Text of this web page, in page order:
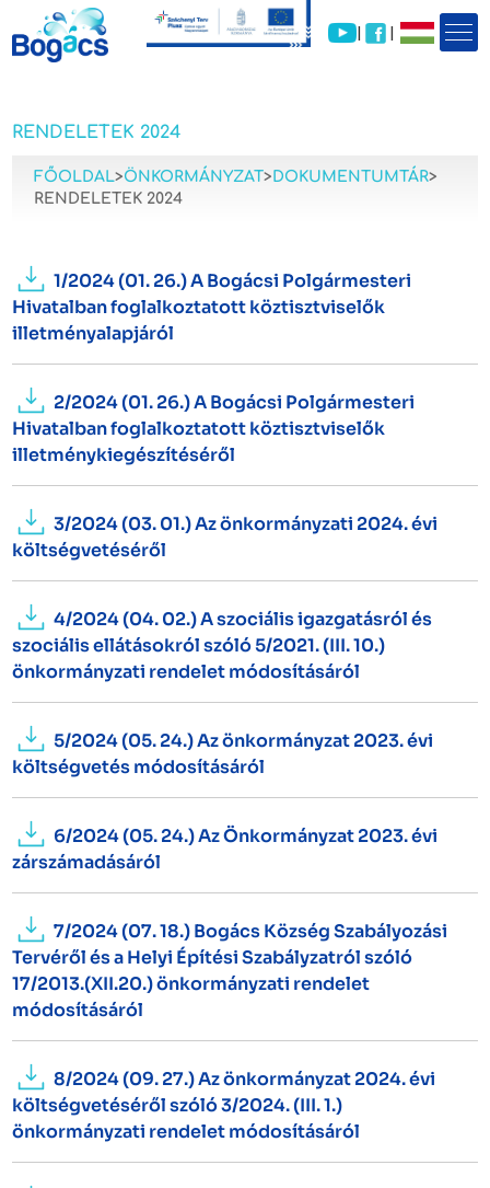
| |
RENDELETEK 2024
FŐOLDAL>ÖNKORMÁNYZAT>DOKUMENTUMTÁR>
RENDELETEK 2024
1/2024 (01. 26.) A Bogácsi Polgármesteri
Hivatalban foglalkoztatott köztisztviselők
illetményalapjáról
2/2024 (01. 26.) A Bogácsi Polgármesteri
Hivatalban foglalkoztatott köztisztviselők
illetménykiegészítéséről
3/2024 (03. 01.) Az önkormányzati 2024. évi
költségvetéséről
4/2024 (04. 02.) A szociális igazgatásról és
szociális ellátásokról szóló 5/2021. (III. 10.)
önkormányzati rendelet módosításáról
5/2024 (05. 24.) Az önkormányzat 2023. évi
költségvetés módosításáról
6/2024 (05. 24.) Az Önkormányzat 2023. évi
zárszámadásáról
7/2024 (07. 18.) Bogács Község Szabályozási
Tervéről és a Helyi Építési Szabályzatról szóló
17/2013.(XII.20.) önkormányzati rendelet
módosításáról
8/2024 (09. 27.) Az önkormányzat 2024. évi
költségvetéséről szóló 3/2024. (III. 1.)
önkormányzati rendelet módosításáról